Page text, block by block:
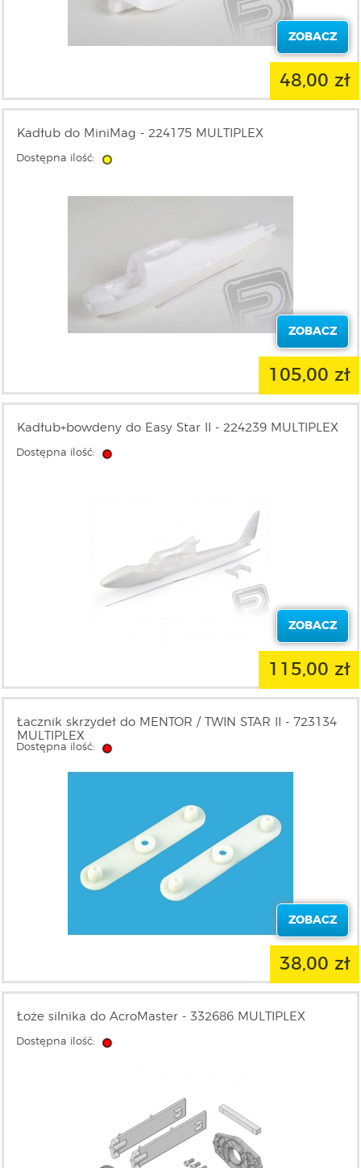
ZOBACZ
48,00 zł
Kadłub do MiniMag - 224175 MULTIPLEX
Dostępna ilość:
ZOBACZ
105,00 zł
Kadłub+bowdeny do Easy Star II - 224239 MULTIPLEX
Dostępna ilość:
ZOBACZ
115,00 zł
Łacznik skrzydeł do MENTOR / TWIN STAR II - 723134
MULTIPLEX
Dostępna ilość:
ZOBACZ
38,00 zł
Łoże silnika do AcroMaster - 332686 MULTIPLEX
Dostępna ilość: